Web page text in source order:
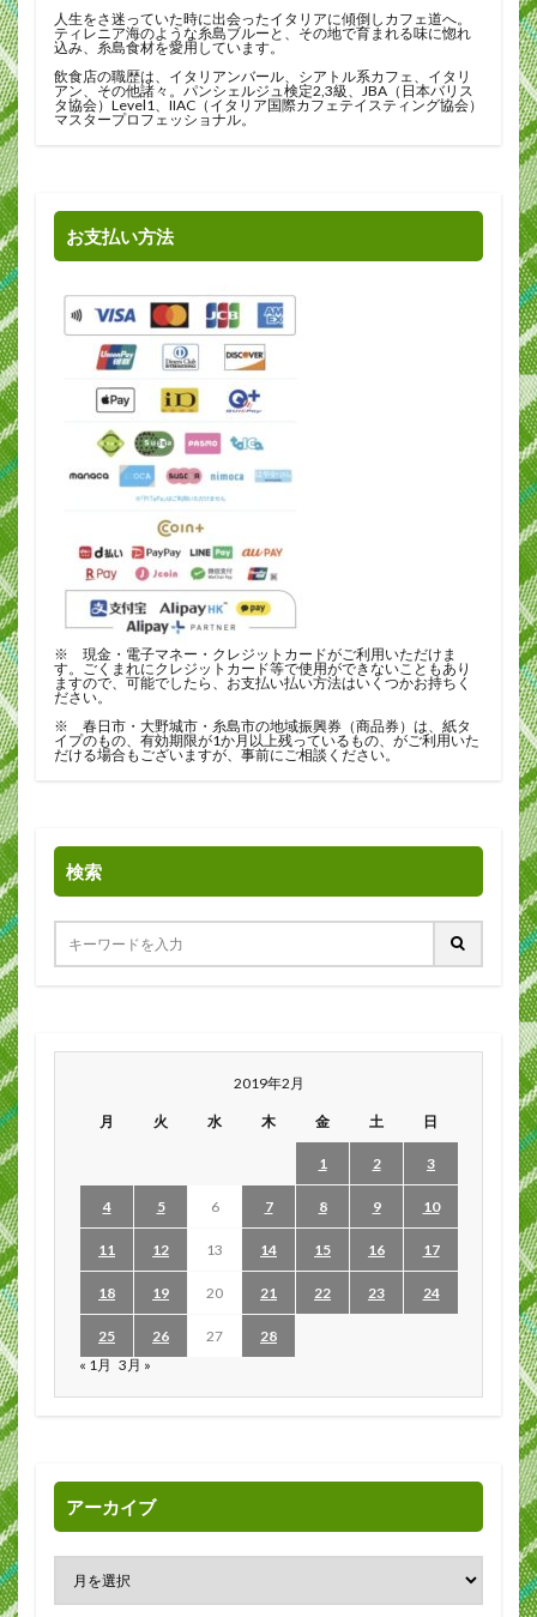
人生をさ迷っていた時に出会ったイタリアに傾倒しカフェ道へ。
ティレニア海のような糸島ブルーと、その地で育まれる味に惚れ
込み、糸島食材を愛用しています。
飲食店の職歴は、イタリアンバール、シアトル系カフェ、イタリ
アン、その他諸々。パンシェルジュ検定2,3級、JBA（日本バリス
タ協会）Level1、IIAC（イタリア国際カフェテイスティング協会）
マスタープロフェッショナル。
お支払い方法
※ 現金・電子マネー・クレジットカードがご利用いただけま
す。ごくまれにクレジットカード等で使用ができないこともあり
ますので、可能でしたら、お支払い払い方法はいくつかお持ちく
ださい。
※ 春日市・大野城市・糸島市の地域振興券（商品券）は、紙タ
イプのもの、有効期限が1か月以上残っているもの、がご利用いた
だける場合もございますが、事前にご相談ください。
検索
2019年2月
月 火 水 木 金 土 日
1 2 3
4 5 6 7 8 9 10
11 12 13 14 15 16 17
18 19 20 21 22 23 24
25 26 27
28
« 1月 3月 »
アーカイブ